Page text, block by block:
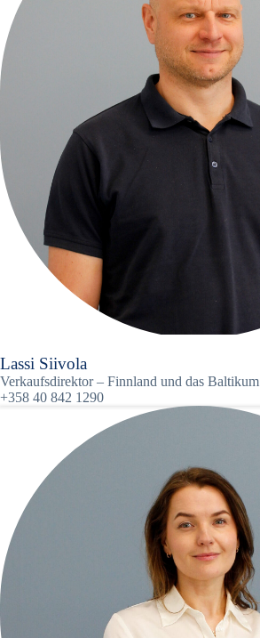
Lassi Siivola
Verkaufsdirektor – Finnland und das Baltikum
+358 40 842 1290